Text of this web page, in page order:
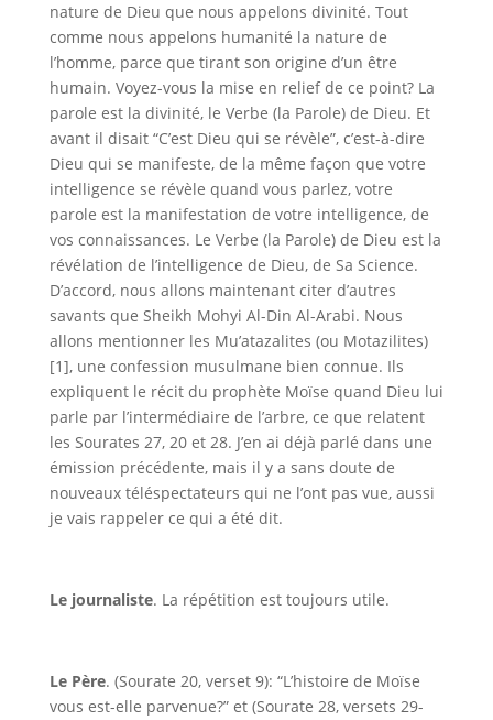
nature de Dieu que nous appelons divinité. Tout
comme nous appelons humanité la nature de
l’homme, parce que tirant son origine d’un être
humain. Voyez-vous la mise en relief de ce point? La
parole est la divinité, le Verbe (la Parole) de Dieu. Et
avant il disait “C’est Dieu qui se révèle”, c’est-à-dire
Dieu qui se manifeste, de la même façon que votre
intelligence se révèle quand vous parlez, votre
parole est la manifestation de votre intelligence, de
vos connaissances. Le Verbe (la Parole) de Dieu est la
révélation de l’intelligence de Dieu, de Sa Science.
D’accord, nous allons maintenant citer d’autres
savants que Sheikh Mohyi Al-Din Al-Arabi. Nous
allons mentionner les Mu’atazalites (ou Motazilites)
[1], une confession musulmane bien connue. Ils
expliquent le récit du prophète Moïse quand Dieu lui
parle par l’intermédiaire de l’arbre, ce que relatent
les Sourates 27, 20 et 28. J’en ai déjà parlé dans une
émission précédente, mais il y a sans doute de
nouveaux téléspectateurs qui ne l’ont pas vue, aussi
je vais rappeler ce qui a été dit.
Le journaliste. La répétition est toujours utile.
Le Père. (Sourate 20, verset 9): “L’histoire de Moïse
vous est-elle parvenue?” et (Sourate 28, versets 29-